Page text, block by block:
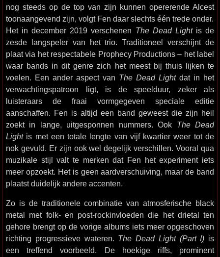
nog steeds op de top van zijn kunnen opererende Alcest
toonaangevend zijn, volgt Fen daar slechts één trede onder.
Het in december 2019 verschenen The Dead Lightis de
zesde langspeler van het trio. Traditioneel verschijnt de
plaat via het respectabele Prophecy Productions – het label
waar bands in dit genre zich het meest bij thuis lijken te
voelen. Een ander aspect van The Dead Lightdat in het
verwachtingspatroon ligt, is de speelduur, zeker als
luisteraars de fraai vormgegeven speciale editie
aanschaffen. Fen is altijd een band geweest die zijn heil
zoekt in lange, uitgesponnen nummers. Ook The Dead
Lightis met een totale lengte van vijf kwartier weer tot de
nok gevuld. Er zijn ook wel degelijk verschillen. Vooral qua
muzikale stijl valt te merken dat Fen het experiment iets
meer opzoekt. Het is geen aardverschuiving, maar de band
plaatst duidelijk andere accenten.
Zo is de traditionele combinatie van atmosferische black
metal met folk- en post-rockinvloeden die het drietal ten
gehore brengt op de vorige albums iets meer opgeschoven
richting progressieve wateren. The Dead Light (Part I) is
een treffend voorbeeld. De hoekige riffs, prominent